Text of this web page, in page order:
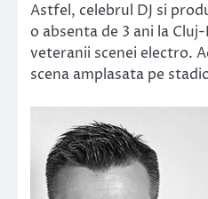
Astfel, celebrul DJ si
o absenta de 3 ani la
veteranii scenei electro.
scena amplasata pe